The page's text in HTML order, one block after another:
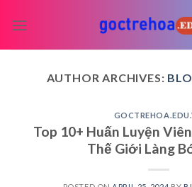
AUTHOR ARCHIVES:
Top 10+ Huấn Luyện
Thế Giới Làng